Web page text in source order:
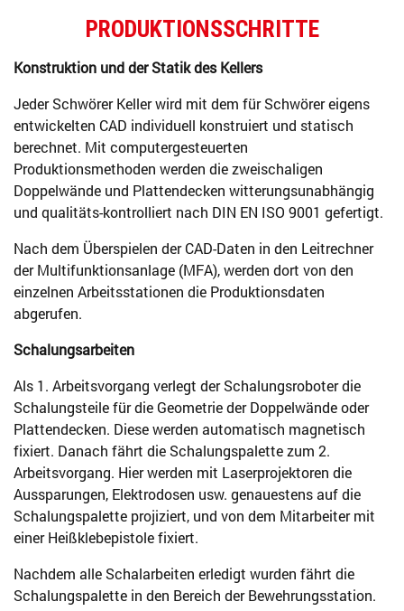
PRODUKTIONSSCHRITTE
Konstruktion und der Statik des Kellers
Jeder Schwörer Keller wird mit dem für Schwörer eigens
entwickelten CAD individuell konstruiert und statisch
berechnet. Mit computergesteuerten
Produktionsmethoden werden die zweischaligen
Doppelwände und Plattendecken witterungsunabhängig
und qualitäts-kontrolliert nach DIN EN ISO 9001 gefertigt.
Nach dem Überspielen der CAD-Daten in den Leitrechner
der Multifunktionsanlage (MFA), werden dort von den
einzelnen Arbeitsstationen die Produktionsdaten
abgerufen.
Schalungsarbeiten
Als 1. Arbeitsvorgang verlegt der Schalungsroboter die
Schalungsteile für die Geometrie der Doppelwände oder
Plattendecken. Diese werden automatisch magnetisch
fixiert. Danach fährt die Schalungspalette zum 2.
Arbeitsvorgang. Hier werden mit Laserprojektoren die
Aussparungen, Elektrodosen usw. genauestens auf die
Schalungspalette projiziert, und von dem Mitarbeiter mit
einer Heißklebepistole fixiert.
Nachdem alle Schalarbeiten erledigt wurden fährt die
Schalungspalette in den Bereich der Bewehrungsstation.